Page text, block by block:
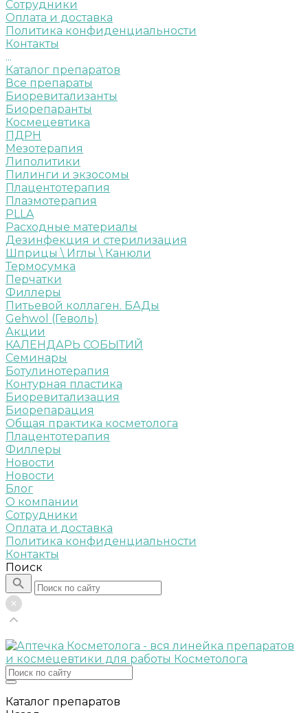
Сотрудники
Оплата и доставка
Политика конфиденциальности
Контакты
...
Каталог препаратов
Все препараты
Биоревитализанты
Биорепаранты
Космецевтика
ПДРН
Мезотерапия
Липолитики
Пилинги и экзосомы
Плацентотерапия
Плазмотерапия
PLLA
Расходные материалы
Дезинфекция и стерилизация
Шприцы \ Иглы \ Канюли
Термосумка
Перчатки
Филлеры
Питьевой коллаген. БАДы
Gehwol (Геволь)
Акции
КАЛЕНДАРЬ СОБЫТИЙ
Семинары
Ботулинотерапия
Контурная пластика
Биоревитализация
Биорепарация
Общая практика косметолога
Плацентотерапия
Филлеры
Новости
Новости
Блог
О компании
Сотрудники
Оплата и доставка
Политика конфиденциальности
Контакты
Поиск
Каталог препаратов